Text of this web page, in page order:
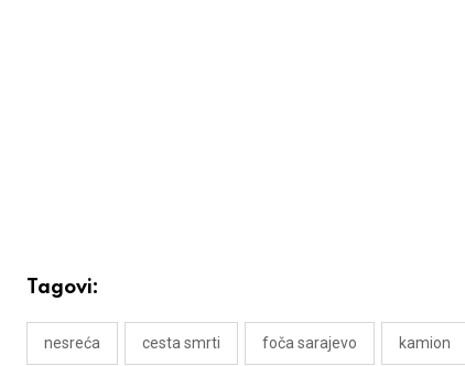
Tagovi:
nesreća cesta smrti foča sarajevo kamion